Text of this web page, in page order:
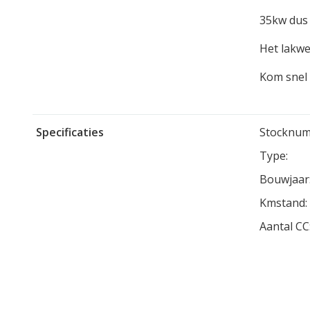
35kw
Het
Kom
Specificaties
Type:
Kmstand:
Aantal